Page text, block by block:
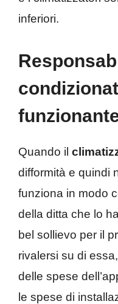
inferiori.
Quando il
difformità e quindi
funziona in modo
della ditta che lo
bel sollievo per il
rivalersi su di
delle spese
le spese di